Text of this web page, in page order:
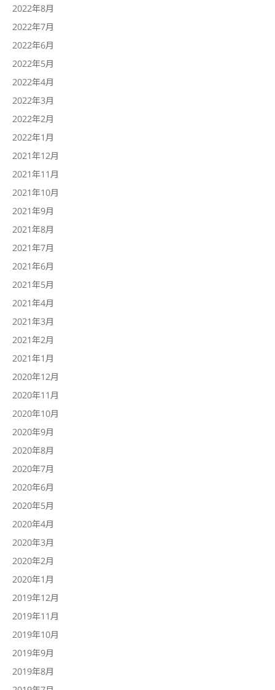
2022年8月
2022年7月
2022年6月
2022年5月
2022年4月
2022年3月
2022年2月
2022年1月
2021年12月
2021年11月
2021年10月
2021年9月
2021年8月
2021年7月
2021年6月
2021年5月
2021年4月
2021年3月
2021年2月
2021年1月
2020年12月
2020年11月
2020年10月
2020年9月
2020年8月
2020年7月
2020年6月
2020年5月
2020年4月
2020年3月
2020年2月
2020年1月
2019年12月
2019年11月
2019年10月
2019年9月
2019年8月